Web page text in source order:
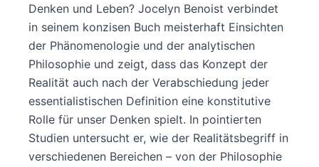
Denken und Leben? Jocelyn Benoist verbindet
in seinem konzisen Buch meisterhaft Einsichten
der Phänomenologie und der analytischen
Philosophie und zeigt, dass das Konzept der
Realität auch nach der Verabschiedung jeder
essentialistischen Definition eine konstitutive
Rolle für unser Denken spielt. In pointierten
Studien untersucht er, wie der Realitätsbegriff in
verschiedenen Bereichen – von der Philosophie